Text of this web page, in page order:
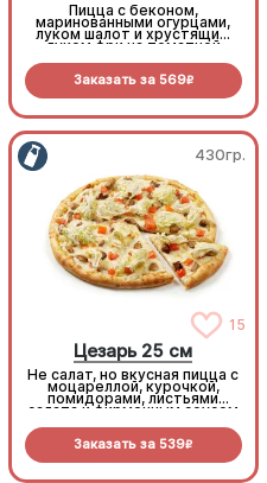
Пицца с беконом,
маринованными огурцами,
луком шалот и хрустящим
луком фри на томатной
Заказать за 569R
430гр.
15
Цезарь 25 см
Не салат, но вкусная пицца с
моцареллой, курочкой,
помидорами, листьями
салата и фирменным соусом
Заказать за 539R